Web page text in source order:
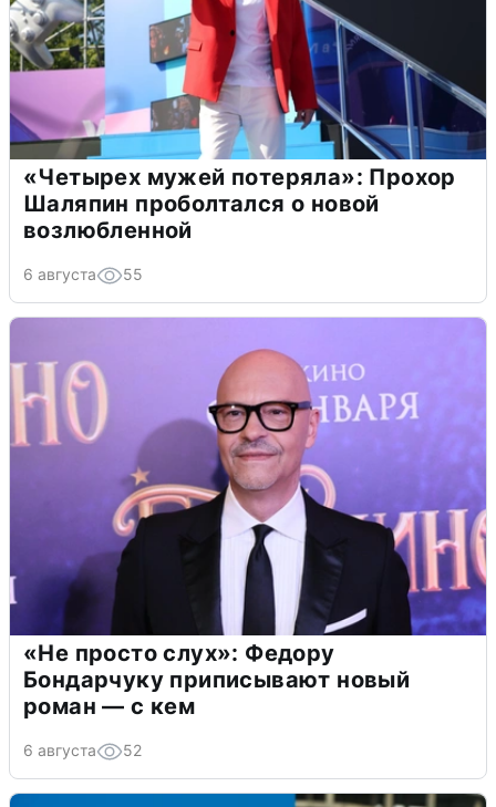
«Четырех мужей потеряла»: Прохор
Шаляпин проболтался о новой
возлюбленной
6 августа 55
«Не просто слух»: Федору
Бондарчуку приписывают новый
роман — с кем
6 августа 52